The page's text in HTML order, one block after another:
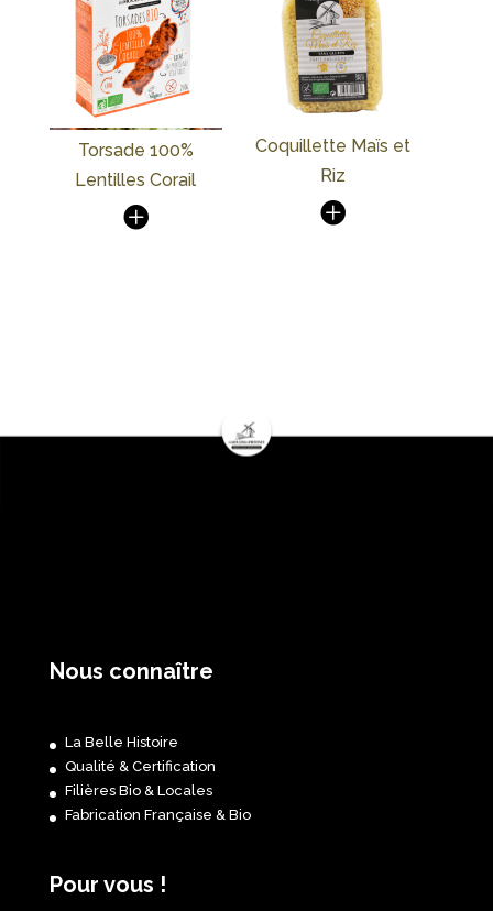
Torsade 100%
Lentilles Corail
Coquillette Maïs et
Riz
Nous connaître
La Belle Histoire
Qualité & Certification
Filières Bio & Locales
Fabrication Française & Bio
Pour vous !